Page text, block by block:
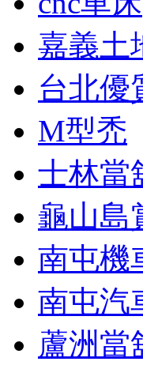
嘉義土
台北優
M型禿
士林當
龜山島
南屯機
南屯汽
蘆洲當